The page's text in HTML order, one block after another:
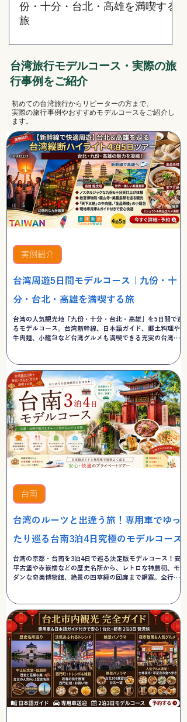
份・十分・台北・高雄を満喫する
旅
台湾旅行モデルコース・実際の旅
行事例をご紹介
初めての台湾旅行からリピーターの方まで、
実際の旅行事例やおすすめモデルコースをご紹介し
ます。
台湾周遊5日間モデルコース｜九份・十
分・台北・高雄を満喫する旅
台湾の人気観光地「九份・十分・台北・高雄」を5日間で巡
るモデルコース。台湾新幹線、日本語ガイド、郷土料理や
牛肉麺、小籠包など台湾グルメも満喫できる充実の台湾周
実例紹介
台湾のルーツと出逢う旅！専用車でゆっ
たり巡る台南3泊4日究極のモデルコース
台湾の京都・台南を3泊4日で巡る決定版モデルコース！安
平古堡や赤嵌楼などの歴史名所から、レトロな神農街、モ
ダンな奇美博物館、絶景の四草緑の回廊まで網羅。全行程
台南